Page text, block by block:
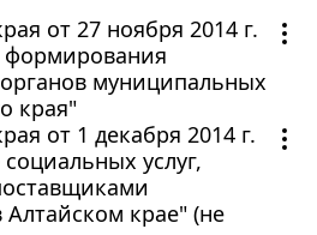
от 27 ноября 2014 г.
формирования
муниципальных
края"
от 1 декабря 2014 г.
услуг,
Алтайском крае" (не